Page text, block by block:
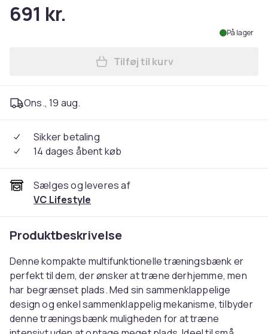
691 kr.
På lager
Læg Kompakt
Tilføj til kurv
Ons., 19 aug.
Sikker betaling
14 dages åbent køb
Sælges og leveres af
VC Lifestyle
Produktbeskrivelse
Denne kompakte multifunktionelle træningsbænk er
perfekt til dem, der ønsker at træne derhjemme, men
har begrænset plads. Med sin sammenklappelige
design og enkel sammenklappelig mekanisme, tilbyder
denne træningsbænk muligheden for at træne